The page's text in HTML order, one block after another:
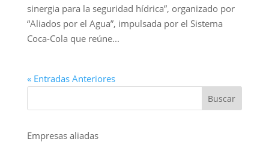
sinergia para la seguridad hídrica”, organizado por
“Aliados por el Agua”, impulsada por el Sistema
Coca-Cola que reúne...
« Entradas Anteriores
Buscar
Empresas aliadas